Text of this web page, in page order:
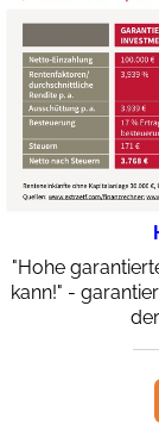
"Hohe
kann!" -